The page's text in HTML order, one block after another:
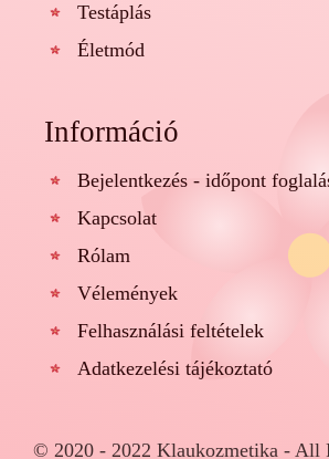
Testáplás
Életmód
Információ
Bejelentkezés - időpont
Kapcsolat
Rólam
Vélemények
Felhasználási feltételek
Adatkezelési tájékoztató
© 2020 - 2022 Klaukozmetika - All